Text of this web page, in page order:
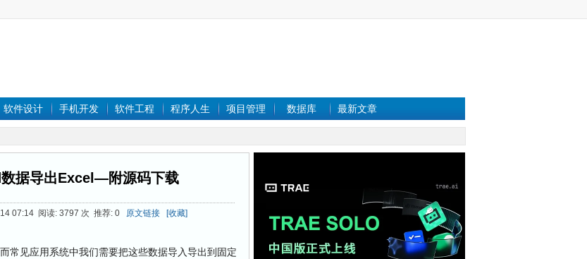
软件设计 手机开发 软件工程 程序人生 项目管理 数据库 最新文章
据导出Excel—附源码下载
07:14 阅读: 3797 次 推荐: 0 原文链接 [收藏]
见应用系统中我们需要把这些数据导入导出到固定